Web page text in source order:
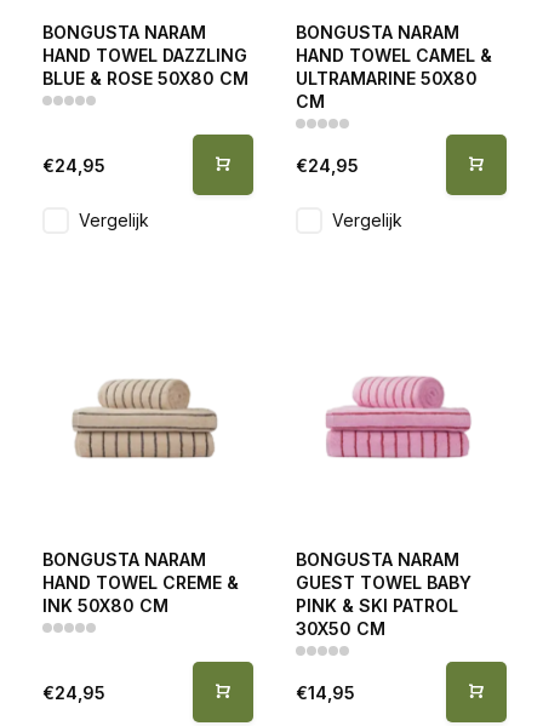
BONGUSTA NARAM
HAND TOWEL DAZZLING
BLUE & ROSE 50X80 CM
€24,95
Vergelijk
BONGUSTA NARAM
HAND TOWEL CAMEL &
ULTRAMARINE 50X80
CM
€24,95
Vergelijk
BONGUSTA NARAM
HAND TOWEL CREME &
INK 50X80 CM
€24,95
BONGUSTA NARAM
GUEST TOWEL BABY
PINK & SKI PATROL
30X50 CM
€14,95